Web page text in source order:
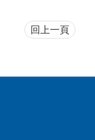
回上一頁